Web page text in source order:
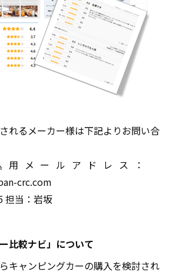
れるメーカー様は下記よりお問い合
用メールアドレス：
crc.com
担当：岩坂
比較ナビ」について
キャンピングカーの購入を検討され